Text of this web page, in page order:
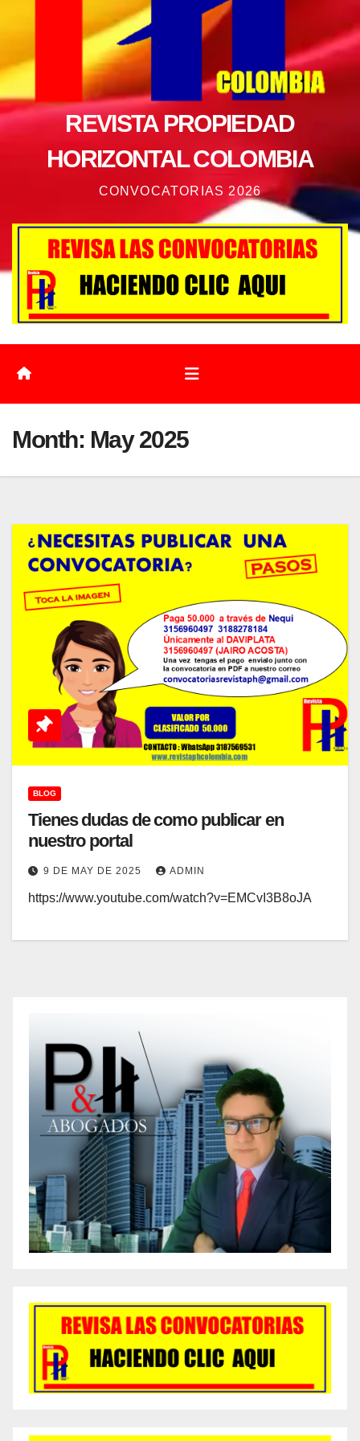
REVISTA PROPIEDAD
HORIZONTAL COLOMBIA
CONVOCATORIAS 2026
Month: May 2025
BLOG
Tienes dudas de como publicar en
nuestro portal
9 DE MAY DE 2025 ADMIN
https://www.youtube.com/watch?v=EMCvI3B8oJA